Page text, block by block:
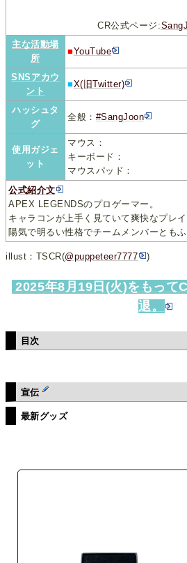
CR公式ページ:
主な活動場
所
■YouTube
SNSアカウ
ント
■X(旧Twitter)
ハッシュタ
グ
全般： #SangJoon
使用ガジェ
ット
マウス：
キーボード：
マウスパッド：
公式紹介文
APEX LEGENDSのプロゲーマー。
キャラコンが上手く見ていて爽快なプレイ
陽気で明るい性格でチームメンバーともふ
illust：TSCR(@puppeteer7777 )
2025年8月19日(火)をもっ
退。
目次
宣伝
最新グッズ